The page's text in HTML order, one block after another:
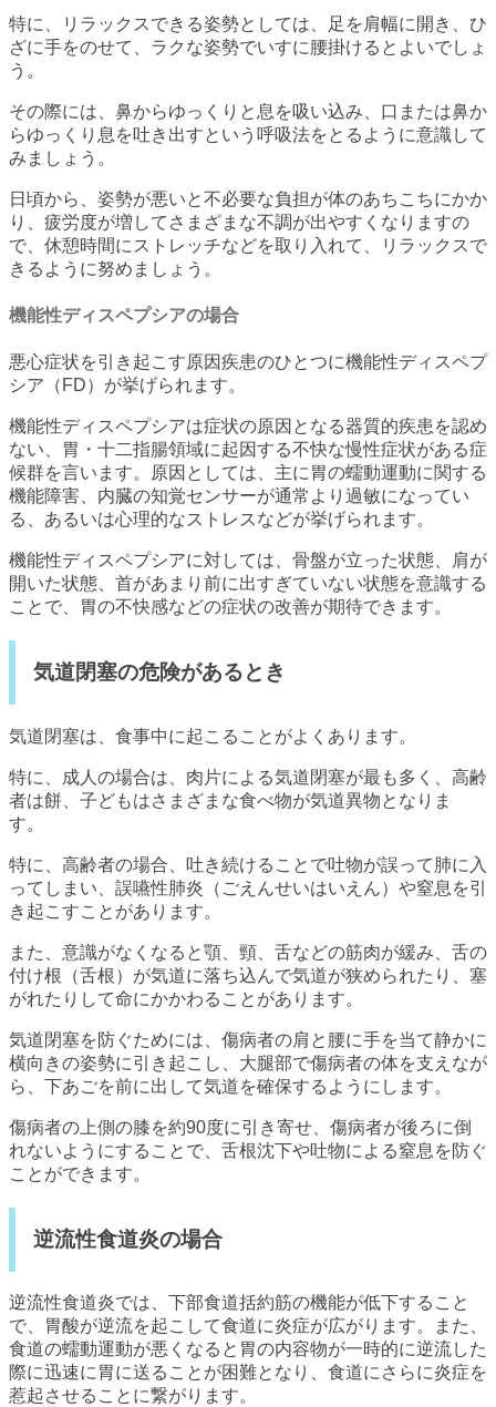
特に、リラックスできる姿勢としては、足を肩幅に開き、ひ
ざに手をのせて、ラクな姿勢でいすに腰掛けるとよいでしょ
う。
その際には、鼻からゆっくりと息を吸い込み、口または鼻か
らゆっくり息を吐き出すという呼吸法をとるように意識して
みましょう。
日頃から、姿勢が悪いと不必要な負担が体のあちこちにかか
り、疲労度が増してさまざまな不調が出やすくなりますの
で、休憩時間にストレッチなどを取り入れて、リラックスで
きるように努めましょう。
機能性ディスペプシアの場合
悪心症状を引き起こす原因疾患のひとつに機能性ディスペプ
シア（FD）が挙げられます。
機能性ディスペプシアは症状の原因となる器質的疾患を認め
ない、胃・十二指腸領域に起因する不快な慢性症状がある症
候群を言います。原因としては、主に胃の蠕動運動に関する
機能障害、内臓の知覚センサーが通常より過敏になってい
る、あるいは心理的なストレスなどが挙げられます。
機能性ディスペプシアに対しては、骨盤が立った状態、肩が
開いた状態、首があまり前に出すぎていない状態を意識する
ことで、胃の不快感などの症状の改善が期待できます。
気道閉塞の危険があるとき
気道閉塞は、食事中に起こることがよくあります。
特に、成人の場合は、肉片による気道閉塞が最も多く、高齢
者は餅、子どもはさまざまな食べ物が気道異物となりま
す。
特に、高齢者の場合、吐き続けることで吐物が誤って肺に入
ってしまい、誤嚥性肺炎（ごえんせいはいえん）や窒息を引
き起こすことがあります。
また、意識がなくなると顎、頸、舌などの筋肉が緩み、舌の
付け根（舌根）が気道に落ち込んで気道が狭められたり、塞
がれたりして命にかかわることがあります。
気道閉塞を防ぐためには、傷病者の肩と腰に手を当て静かに
横向きの姿勢に引き起こし、大腿部で傷病者の体を支えなが
ら、下あごを前に出して気道を確保するようにします。
傷病者の上側の膝を約90度に引き寄せ、傷病者が後ろに倒
れないようにすることで、舌根沈下や吐物による窒息を防ぐ
ことができます。
逆流性食道炎の場合
逆流性食道炎では、下部食道括約筋の機能が低下すること
で、胃酸が逆流を起こして食道に炎症が広がります。また、
食道の蠕動運動が悪くなると胃の内容物が一時的に逆流した
際に迅速に胃に送ることが困難となり、食道にさらに炎症を
惹起させることに繋がります。